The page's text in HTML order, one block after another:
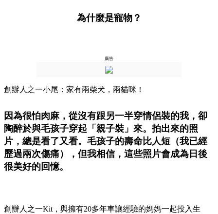
為什麼是寵物？
廣告
創辦人之一小尾：家有兩柴犬，兩貓咪！
因為很怕肉麻，從沒有跟另一半穿情侶裝的我，卻
陶醉於與毛孩子穿起「親子裝」來。拍出來的照
片，總是看了又看。毛孩子的壽命比人短（我已經
歷過兩次傷痛），但我相信，這些照片會成為日後
很美好的回憶。
創辦人之一Kit，與擁有20多年車讓經驗的媽媽一起投入生